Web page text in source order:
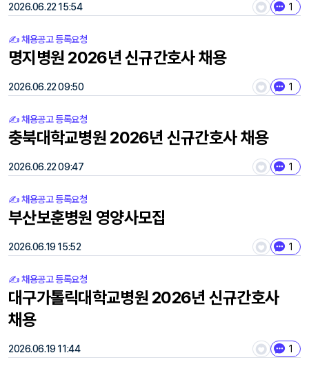
2026.06.22 15:54 1
✍️ 채용공고 등록요청
명지병원 2026년 신규간호사 채용
2026.06.22 09:50 1
✍️ 채용공고 등록요청
충북대학교병원 2026년 신규간호사 채용
2026.06.22 09:47 1
✍️ 채용공고 등록요청
부산보훈병원 영양사모집
2026.06.19 15:52 1
✍️ 채용공고 등록요청
대구가톨릭대학교병원 2026년 신규간호사
채용
2026.06.19 11:44 1